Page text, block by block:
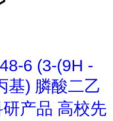
6 (3-(9H -
基) 膦酸二乙
产品 高校先